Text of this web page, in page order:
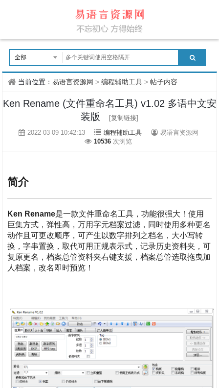
当前位置：易语言资源网 >编程辅助工具 >帖子内容
Ken Rename (文件重命名工具) v1.02 多语中文安
装版
[复制链接]
2022-03-09 10:42:13
编程辅助工具
易语言资源网
10536 次浏览
简介
Ken Rename是一款文件重命名工具，功能很强大！使用
巨集方式，弹性高，万用字元档案过滤，同时使用多种更名
动作且可更改顺序，可产生以数字排列之档名，大小写转
换，字串置换，取代可用正规表示式，记录历史资料夹，可
复原更名，档案总管资料夹右键支援，档案总管选取拖曳加
人档案，改名即时预览！